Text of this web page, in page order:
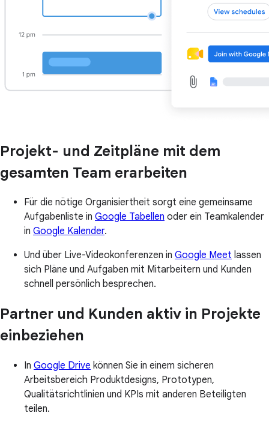
Projekt- und Zeitpläne mit dem
gesamten Team erarbeiten
Für die nötige Organisiertheit sorgt eine gemeinsame
Aufgabenliste in Google Tabellen oder ein Teamkalender
in Google Kalender.
Und über Live-Videokonferenzen in Google Meet lassen
sich Pläne und Aufgaben mit Mitarbeitern und Kunden
schnell persönlich besprechen.
Partner und Kunden aktiv in Projekte
einbeziehen
In Google Drive können Sie in einem sicheren
Arbeitsbereich Produktdesigns, Prototypen,
Qualitätsrichtlinien und KPIs mit anderen Beteiligten
teilen.